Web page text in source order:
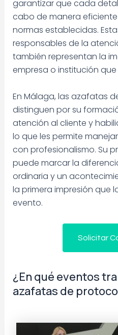
garantizar que cada
cabo de manera
normas establecidas.
responsables de la
también representan la
empresa o institución
En Málaga, las azafatas
distinguen por su
atención al cliente y
lo que les permite
con profesionalismo. Su
puede marcar la
ordinaria y un
la primera impresión que
evento.
Solicitar
¿En qué eventos
azafatas de